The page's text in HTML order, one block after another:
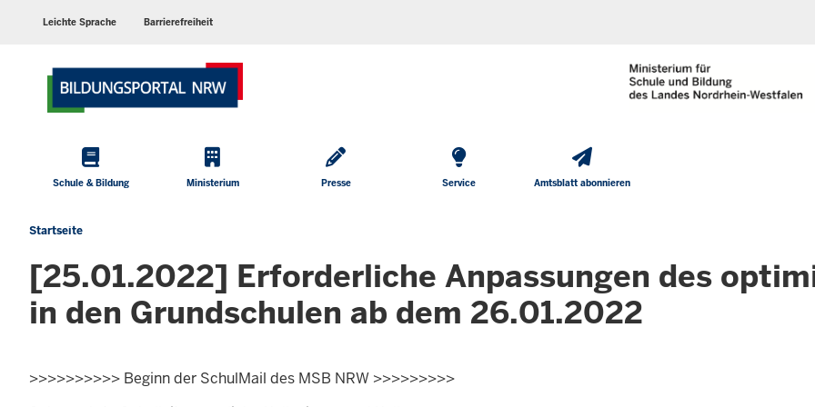
Sprachen
Leichte Sprache Barrierefreiheit
Hauptmenü
Schule & Bildung Ministerium Presse Service Amtsblatt abonnieren
Sie
sich
hier
Startseite
[25.01.2022] Erforderliche Anpassungen des
in den Grundschulen ab dem 26.01.2022
>>>>>>>>>> Beginn der SchulMail des MSB NRW >>>>>>>>>